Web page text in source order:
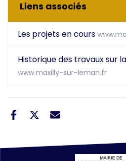
Liens associés
Les projets en cours
Historique des travaux sur
www.maxilly-sur-leman.fr